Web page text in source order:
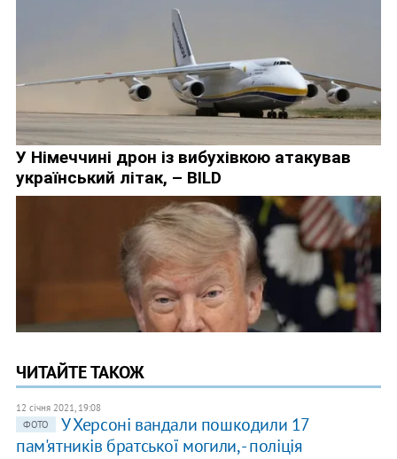
ЧИТАЙТЕ ТАКОЖ
12 січня 2021, 19:08
ФОТО
У Херсоні вандали пошкодили 17
пам'ятників братської могили, - поліція